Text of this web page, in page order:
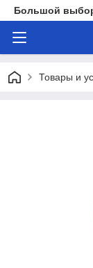
Большой выбор
Товары и